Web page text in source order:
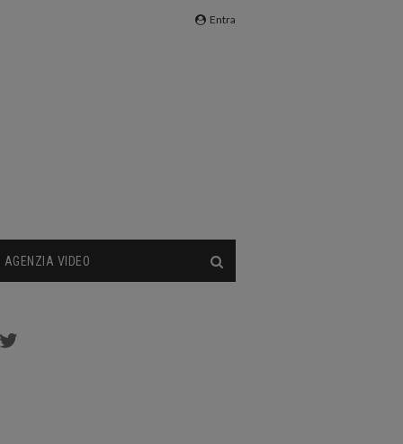
Entra
AGENZIA VIDEO